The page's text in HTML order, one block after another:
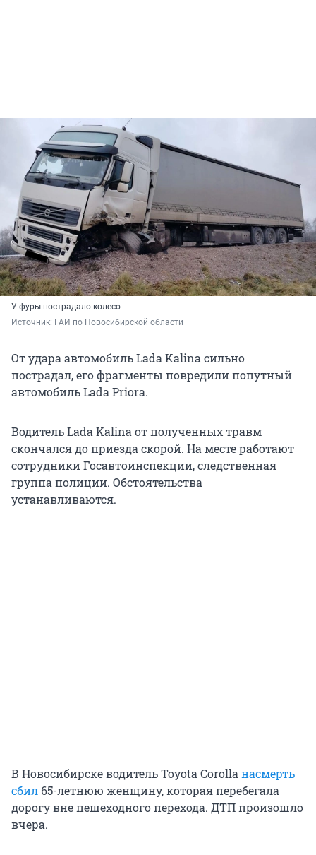
У фуры пострадало колесо
Источник: ГАИ по Новосибирской области
От удара автомобиль Lada Kalina сильно
пострадал, его фрагменты повредили попутный
автомобиль Lada Priora.
Водитель Lada Kalina от полученных травм
скончался до приезда скорой. На месте работают
сотрудники Госавтоинспекции, следственная
группа полиции. Обстоятельства
устанавливаются.
В Новосибирске водитель Toyota Corolla насмерть
сбил 65-летнюю женщину, которая перебегала
дорогу вне пешеходного перехода. ДТП произошло
вчера.